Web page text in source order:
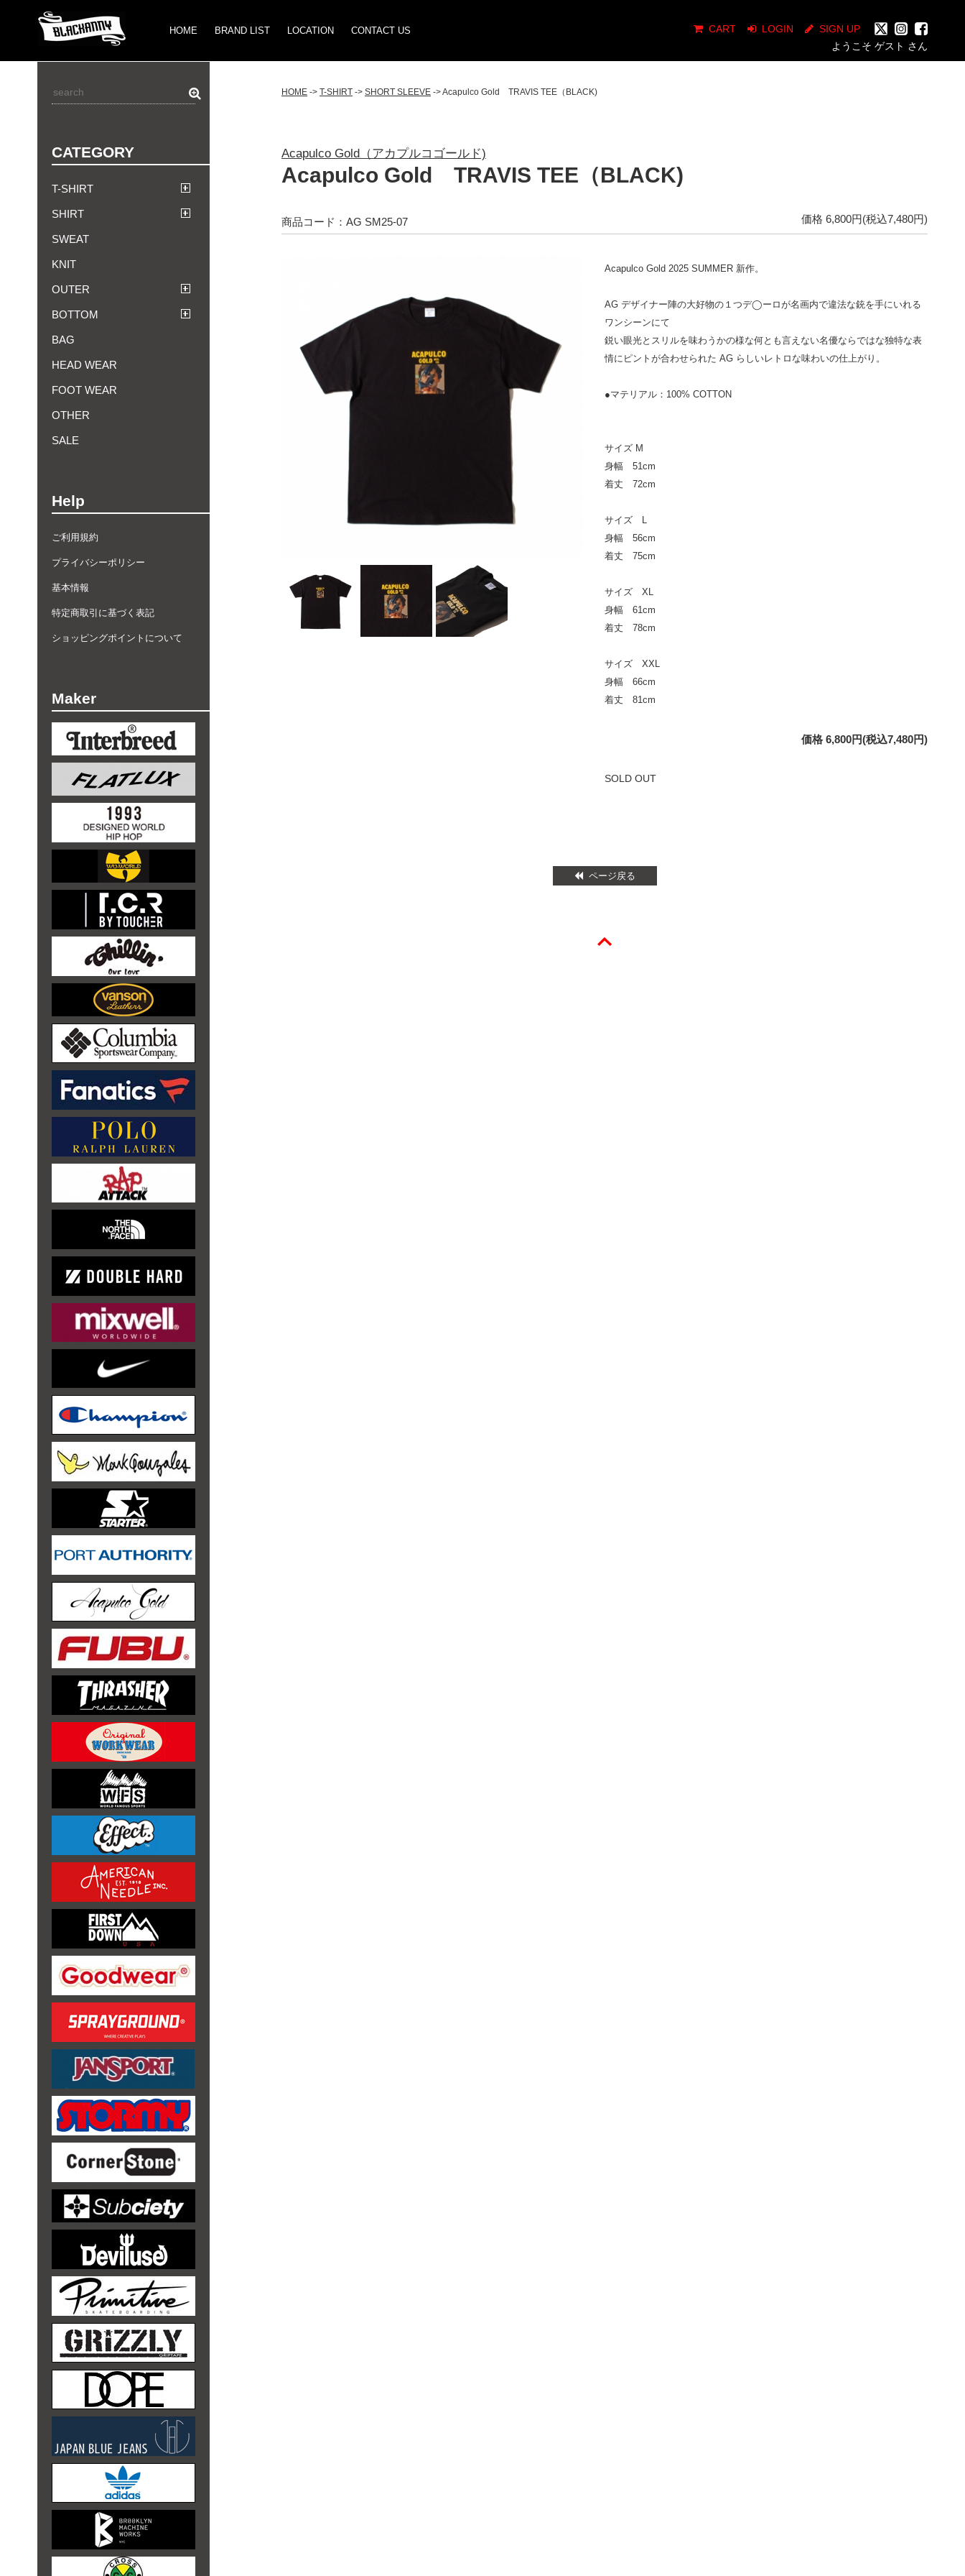
HOME BRAND LIST LOCATION CONTACT US SIGN UP
LOGIN
CART
ようこそ ゲスト さん
CATEGORY
T-SHIRT
SHIRT
SWEAT
KNIT
OUTER
BOTTOM
BAG
HEAD WEAR
FOOT WEAR
OTHER
SALE
Help
ご利用規約
プライバシーポリシー
基本情報
特定商取引に基づく表記
ショッピングポイントについて
Maker
HOME -> T-SHIRT -> SHORT SLEEVE -> Acapulco Gold TRAVIS TEE（BLACK)
Acapulco Gold（アカプルコゴールド)
Acapulco Gold TRAVIS TEE（BLACK)
価格 6,800円(税込7,480円)
商品コード：AG SM25-07
Acapulco Gold 2025 SUMMER 新作。
AG デザイナー陣の大好物の１つデ◯ーロが名画内で違法な銃を手にいれる
ワンシーンにて
鋭い眼光とスリルを味わうかの様な何とも言えない名優ならではな独特な表
情にピントが合わせられた AG らしいレトロな味わいの仕上がり。
●マテリアル： 100% COTTON
サイズ M
身幅 51cm
着丈 72cm
サイズ L
身幅 56cm
着丈 75cm
サイズ XL
身幅 61cm
着丈 78cm
サイズ XXL
身幅 66cm
着丈 81cm
価格 6,800円(税込7,480円)
SOLD OUT
ページ戻る